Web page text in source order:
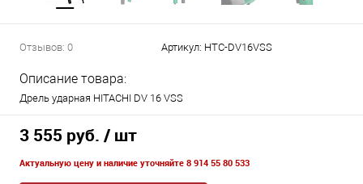
Отзывов: 0 Артикул: HTC-DV16VSS
Описание товара:
Дрель ударная HITACHI DV 16 VSS
3 555 руб. / шт
Актуальную цену и наличие уточняйте 8 914 55 80 533